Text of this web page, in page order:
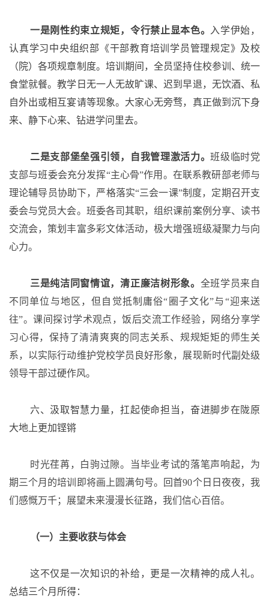
一是刚性约束立规矩，令行禁止显本色。
入学伊始，
认真学习中央组织部《干部教育培训学员管理规定》及校
（院）各项规章制度。培训期间，全员坚持住校参训、统一
食堂就餐。教学日无一人无故旷课、迟到早退，无饮酒、私
自外出或相互宴请等现象。大家心无旁骛，真正做到沉下身
来、静下心来、钻进学问里去。
二是支部堡垒强引领，自我管理激活力。班级临时党
支部与班委会充分发挥“主心骨”作用。在联系教研部老师与
理论辅导员协助下，严格落实“三会一课”制度，定期召开支
委会与党员大会。班委各司其职，组织课前案例分享、读书
交流会，策划丰富多彩文体活动，极大增强班级凝聚力与向
心力。
三是纯洁同窗情谊，清正廉洁树形象。 全班学员来自
不同单位与地区，但自觉抵制庸俗“圈子文化”与“迎来送
往”。课间探讨学术观点，饭后交流工作经验，网络分享学
习心得，保持了清清爽爽的同志关系、规规矩矩的师生关
系，以实际行动维护党校学员良好形象，展现新时代副处级
领导干部过硬作风。
六、汲取智慧力量，扛起使命担当，奋进脚步在陇原
大地上更加铿锵
时光荏苒，白驹过隙。当毕业考试的落笔声响起，为
期三个月的培训即将画上圆满句号。回首90个日日夜夜，我
们感慨万千；展望未来漫漫长征路，我们信心百倍。
（一）主要收获与体会
这不仅是一次知识的补给，更是一次精神的成人礼。
总结三个月所得：